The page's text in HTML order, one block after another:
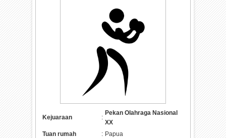
Kejuaraan :
Pekan Olahraga Nasional
XX
Tuan rumah
: Papua